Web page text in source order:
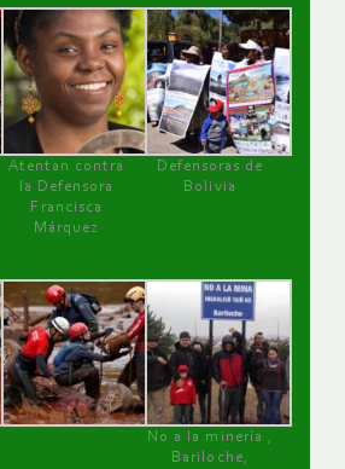
Atentan contra
la Defensora
Francisca
Márquez
Defensoras de
Bolivia
No a la minería ,
Bariloche,